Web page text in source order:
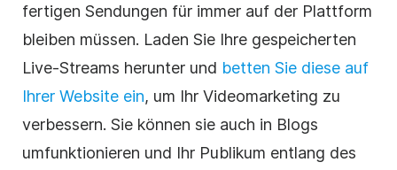
fertigen Sendungen für immer auf der Plattform
bleiben müssen. Laden Sie Ihre gespeicherten
Live-Streams herunter und betten Sie diese auf
Ihrer Website ein, um Ihr Videomarketing zu
verbessern. Sie können sie auch in Blogs
umfunktionieren und Ihr Publikum entlang des